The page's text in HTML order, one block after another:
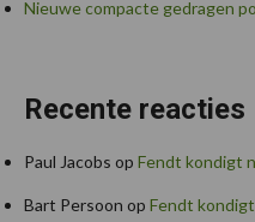
Nieuwe compacte gedragen
Recente reacties
Paul Jacobs op Fendt kondigt
Bart Persoon op Fendt